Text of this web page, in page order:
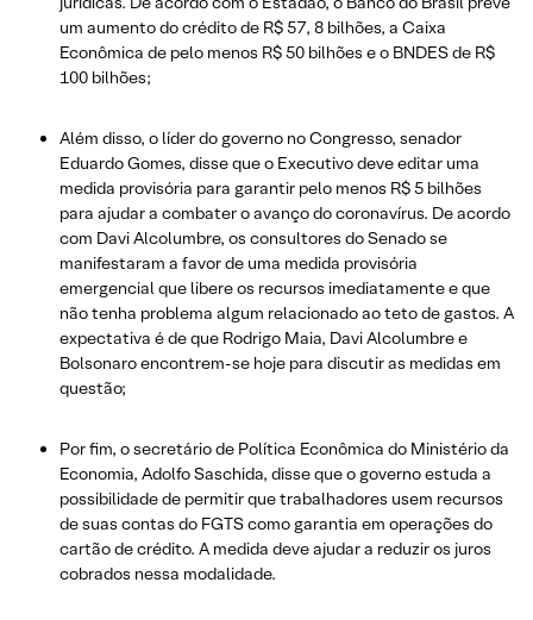
um aumento do crédito de R$ 57, 8 bilhões, a Caixa
Econômica de pelo menos R$ 50 bilhões e o BNDES de R$
100 bilhões;
Além disso, o líder do governo no Congresso, senador
Eduardo Gomes, disse que o Executivo deve editar uma
medida provisória para garantir pelo menos R$ 5 bilhões
para ajudar a combater o avanço do coronavírus. De acordo
com Davi Alcolumbre, os consultores do Senado se
manifestaram a favor de uma medida provisória
emergencial que libere os recursos imediatamente e que
não tenha problema algum relacionado ao teto de gastos. A
expectativa é de que Rodrigo Maia, Davi Alcolumbre e
Bolsonaro encontrem-se hoje para discutir as medidas em
questão;
Por fim, o secretário de Política Econômica do Ministério da
Economia, Adolfo Saschida, disse que o governo estuda a
possibilidade de permitir que trabalhadores usem recursos
de suas contas do FGTS como garantia em operações do
cartão de crédito. A medida deve ajudar a reduzir os juros
cobrados nessa modalidade.